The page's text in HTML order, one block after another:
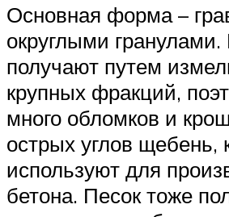
Основная форма –
округлыми
получают путем
крупных фракций,
много обломков и
острых углов щебень,
используют для
бетона. Песок тоже